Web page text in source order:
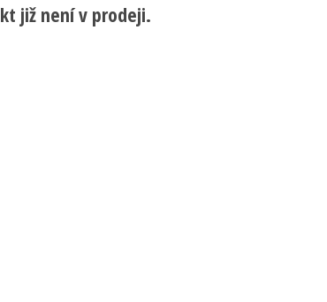
již není v prodeji.